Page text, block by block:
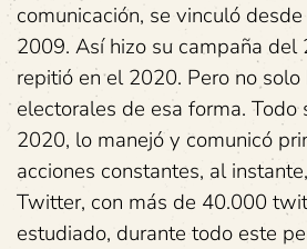
comunicación, se vinculó
2009. Así hizo su campaña del
repitió en el 2020. Pero no
electorales de esa forma.
2020, lo manejó y comunicó
acciones constantes, al
Twitter, con más de 40.000
estudiado, durante todo este